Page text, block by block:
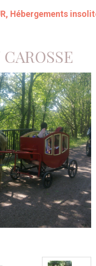
Hébergements